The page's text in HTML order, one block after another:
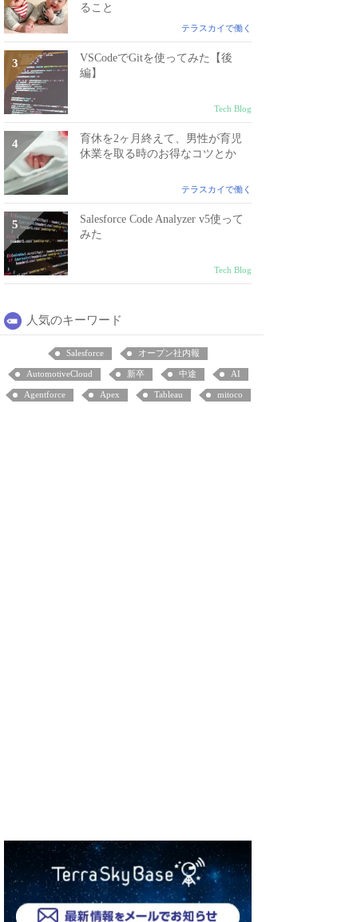
ること
テラスカイで働く
VSCodeでGitを使ってみた【後
編】
Tech Blog
育休を2ヶ月終えて、男性が育児
休業を取る時のお得なコツとか
テラスカイで働く
Salesforce Code Analyzer v5使って
みた
Tech Blog
人気のキーワード
Salesforce オープン社内報
AutomotiveCloud 新卒 中途 AI
Agentforce Apex Tableau mitoco